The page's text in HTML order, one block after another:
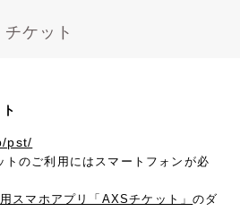
チケット
pst/
のご利用にはスマートフォンが必
スマホアプリ「AXSチケット」のダ